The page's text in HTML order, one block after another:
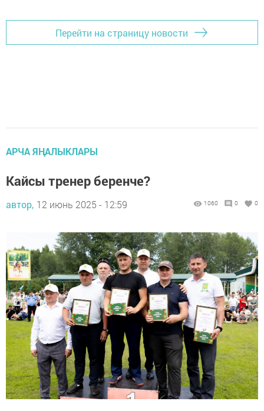
Перейти на страницу новости
АРЧА ЯҢАЛЫКЛАРЫ
Кайсы тренер беренче?
автор, 12 июнь 2025 - 12:59 1060 0 0